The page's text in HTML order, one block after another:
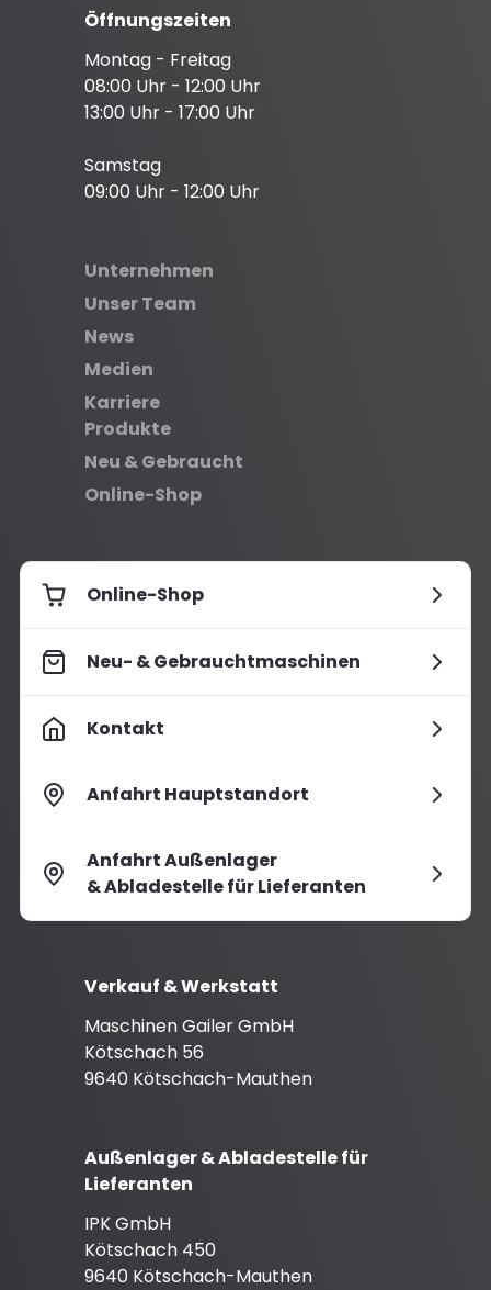
Öffnungszeiten
Montag - Freitag
08:00 Uhr - 12:00 Uhr
13:00 Uhr - 17:00 Uhr
Samstag
09:00 Uhr - 12:00 Uhr
Unternehmen
Unser Team
News
Medien
Karriere
Produkte
Neu & Gebraucht
Online-Shop
Online-Shop
Neu- & Gebrauchtmaschinen
Kontakt
Anfahrt Hauptstandort
Anfahrt Außenlager
& Abladestelle für Lieferanten
Verkauf & Werkstatt
Maschinen Gailer GmbH
Kötschach 56
9640 Kötschach-Mauthen
Außenlager & Abladestelle für
Lieferanten
IPK GmbH
Kötschach 450
9640 Kötschach-Mauthen